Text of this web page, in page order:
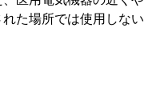
た場所では使用しない